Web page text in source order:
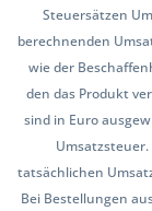
Steuersätzen
berechnenden
wie der
den das Produkt
sind in Euro
Umsatzsteuer.
tatsächlichen
Bei Bestellungen